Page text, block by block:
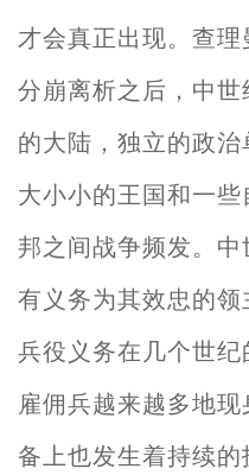
才会真正出现。查
分崩离析之后，中
的大陆，独立的政
大小小的王国和一
邦之间战争频发。
有义务为其效忠的
兵役义务在几个世纪
雇佣兵越来越多地
备上也发生着持续